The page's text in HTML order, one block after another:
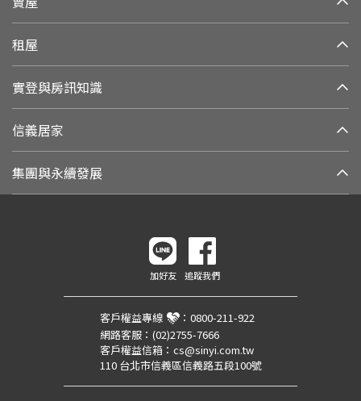
租屋
實登與房訊知識
信義居家
集團與永續發展
加好友 追蹤我們
客戶權益專線 ： 0800-211-922
網路客服： (02)2755-7666
客戶權益信箱： cs@sinyi.com.tw
110 台北市信義區信義路五段100號